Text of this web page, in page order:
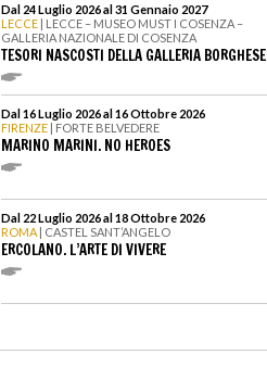
Dal 24 Luglio 2026 al 31 Gennaio 2027
LECCE | LECCE – MUSEO MUST I COSENZA –
GALLERIA NAZIONALE DI COSENZA
TESORI NASCOSTI DELLA GALLERIA BORGHESE
Dal 16 Luglio 2026 al 16 Ottobre 2026
FIRENZE | FORTE BELVEDERE
MARINO MARINI. NO HEROES
Dal 22 Luglio 2026 al 18 Ottobre 2026
ROMA | CASTEL SANT’ANGELO
ERCOLANO. L’ARTE DI VIVERE